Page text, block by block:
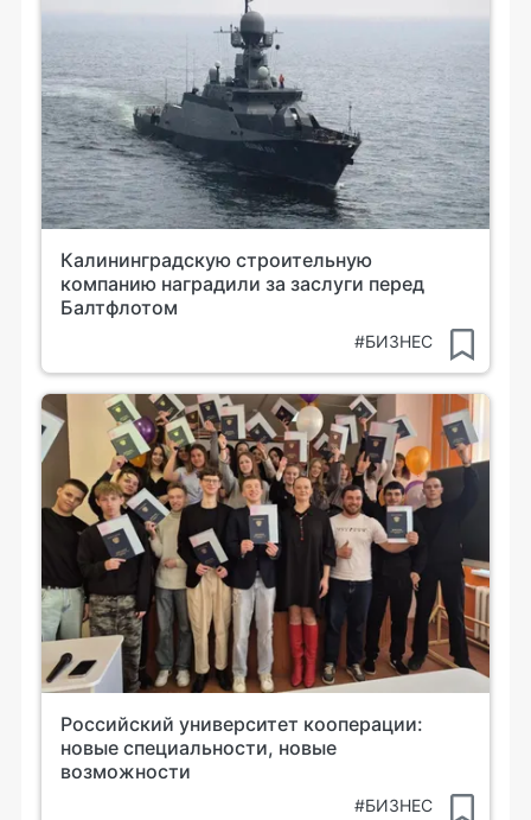
Калининградскую строительную
компанию наградили за заслуги перед
Балтфлотом
#БИЗНЕС
Российский университет кооперации:
новые специальности, новые
возможности
#БИЗНЕС